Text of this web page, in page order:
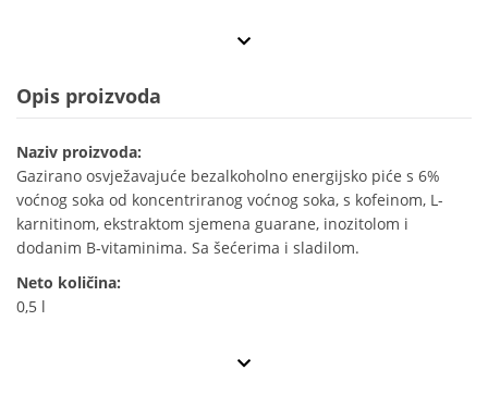
Opis proizvoda
Naziv proizvoda:
Gazirano osvježavajuće bezalkoholno energijsko piće s 6%
voćnog soka od koncentriranog voćnog soka, s kofeinom, L-
karnitinom, ekstraktom sjemena guarane, inozitolom i
dodanim B-vitaminima. Sa šećerima i sladilom.
Neto količina:
0,5 l